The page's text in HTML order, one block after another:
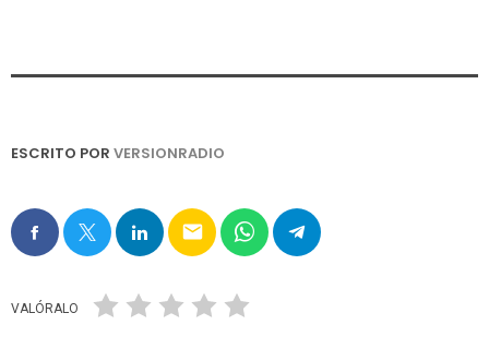
ESCRITO POR VERSIONRADIO
email
VALÓRALO